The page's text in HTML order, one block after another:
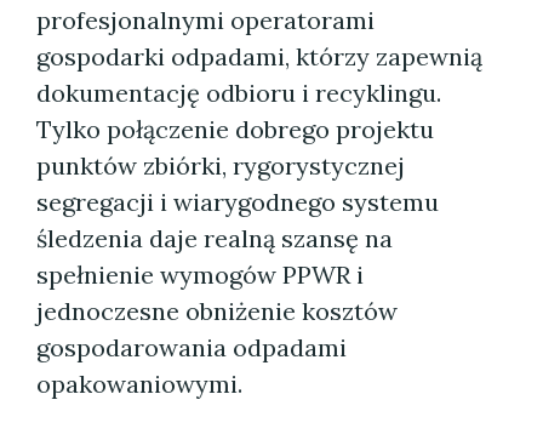
profesjonalnymi operatorami
gospodarki odpadami, którzy zapewnią
dokumentację odbioru i recyklingu.
Tylko połączenie dobrego projektu
punktów zbiórki, rygorystycznej
segregacji i wiarygodnego systemu
śledzenia daje realną szansę na
spełnienie wymogów PPWR i
jednoczesne obniżenie kosztów
gospodarowania odpadami
opakowaniowymi.